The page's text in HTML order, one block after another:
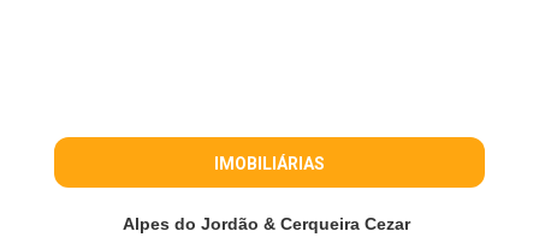
IMOBILIÁRIAS
Alpes do Jordão & Cerqueira Cezar